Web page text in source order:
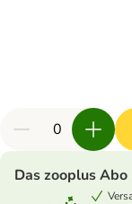
Das zooplus Abo